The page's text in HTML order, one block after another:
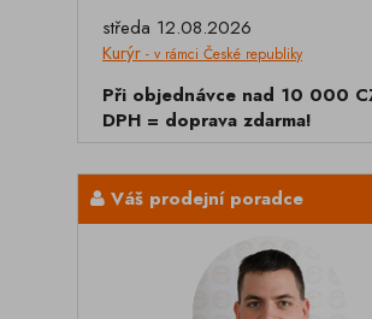
středa 12.08.2026
Kurýr - v rámci České republiky
Při objednávce nad 10 000
DPH = doprava zdarma!
Váš prodejní poradce